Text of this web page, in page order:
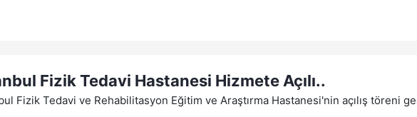
Fizik Tedavi Hastanesi Hizmete Açılı..
Fizik Tedavi ve Rehabilitasyon Eğitim ve Araştırma Hastanesi'nin açılış töreni